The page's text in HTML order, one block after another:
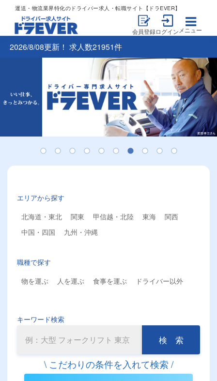
運送・物流業界特化のドライバー求人・転職サイト【ドラEVER】
会員登録ログイン メニュー
2026/8/08更新！ 求人数21951件
エリアから探す
北海道・東北
関東 甲信越・北陸 東海
関西
中国・四国
九州・沖縄
職種で探す
物を運ぶ
人を運ぶ 食事を運ぶ ドライバー以外
キーワード検索
検 索